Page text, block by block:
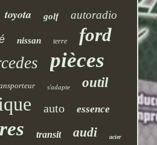
toyota golf autoradio
nissan terre ford
pièces
s'adapte outil
auto essence
transit audi acier